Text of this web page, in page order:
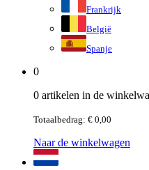
Frankrijk
België
Spanje
0
0 artikelen in de
Totaalbedrag: € 0,00
Naar de winkelwagen